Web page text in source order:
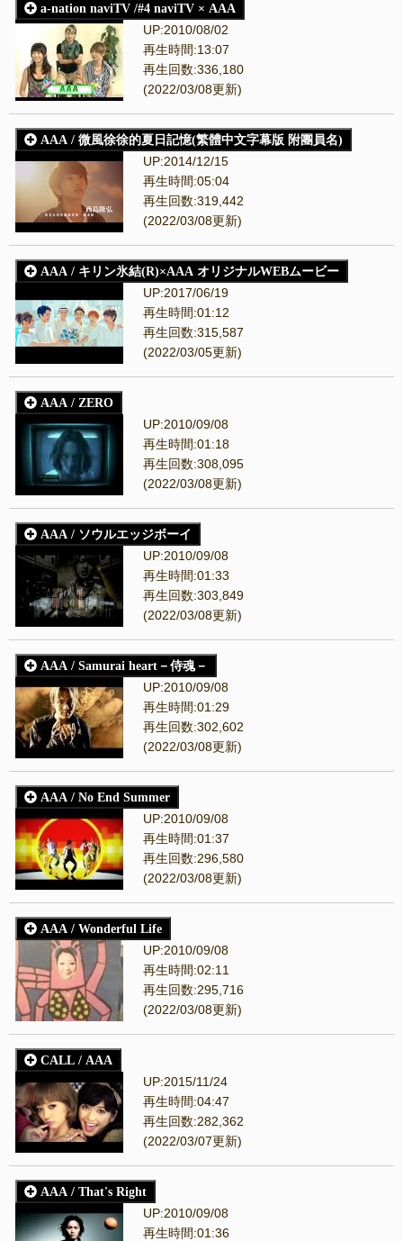
a-nation naviTV /#4 naviTV × AAA
UP:2010/08/02
再生時間:13:07
再生回数:336,180
(2022/03/08更新)
AAA / 微風徐徐的夏日記憶(繁體中文字幕版 附團員名)
UP:2014/12/15
再生時間:05:04
再生回数:319,442
(2022/03/08更新)
AAA / キリン氷結(R)×AAA オリジナルWEBムービー
UP:2017/06/19
再生時間:01:12
再生回数:315,587
(2022/03/05更新)
AAA / ZERO
UP:2010/09/08
再生時間:01:18
再生回数:308,095
(2022/03/08更新)
AAA / ソウルエッジボーイ
UP:2010/09/08
再生時間:01:33
再生回数:303,849
(2022/03/08更新)
AAA / Samurai heart－侍魂－
UP:2010/09/08
再生時間:01:29
再生回数:302,602
(2022/03/08更新)
AAA / No End Summer
UP:2010/09/08
再生時間:01:37
再生回数:296,580
(2022/03/08更新)
AAA / Wonderful Life
UP:2010/09/08
再生時間:02:11
再生回数:295,716
(2022/03/08更新)
CALL / AAA
UP:2015/11/24
再生時間:04:47
再生回数:282,362
(2022/03/07更新)
AAA / That's Right
UP:2010/09/08
再生時間:01:36